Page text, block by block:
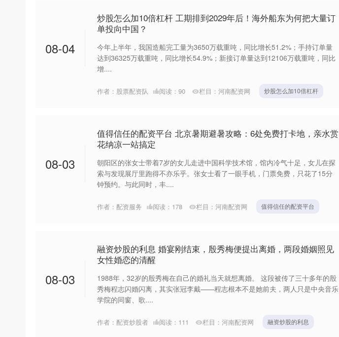
08-04
炒股怎么加10倍杠杆 工期排到2029年后！海外船东为何把大量订
单投向中国？
今年上半年，我国造船完工量为3650万载重吨，同比增长51.2%；手持订单量
达到36325万载重吨，同比增长54.9%；新接订单量达到12106万载重吨，同比
增....
作者：股票配资队 阅读： 90 栏目： 河南配资网 炒股怎么加10倍杠杆
08-03
值得信任的配资平台 北京暑期避暑攻略：6处免费打卡地，亲水赏
花纳凉一站搞定
朝阳区的张女士带着7岁的女儿走进中国科学技术馆，馆内冷气十足，女儿在探
索与发现展厅里跑得不亦乐乎。张女士看了一眼手机，门票免费，只花了15分
钟预约。与此同时，丰....
作者：配资服务 阅读： 178 栏目： 河南配资网 值得信任的配资平台
08-03
融资炒股的利息 婚宴刚结束，殷秀梅便提出离婚，两段婚姻照见
女性婚恋的清醒
1988年，32岁的殷秀梅在自己的婚礼当天就想离婚。 这段被传了三十多年的殷
秀梅程志闪婚闪离，其实张冠李戴——程志根本不是她前夫，两人只是中央音乐
学院的同窗、歌....
作者：配资炒股者 阅读： 111 栏目： 河南配资网 融资炒股的利息